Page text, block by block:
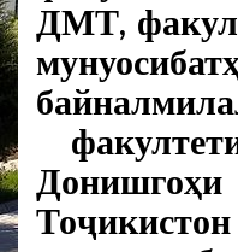
ДМТ,